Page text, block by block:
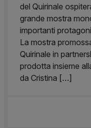
del Quirinale
grande mostra
importanti
La mostra
Quirinale in
prodotta insieme
da Cristina […]